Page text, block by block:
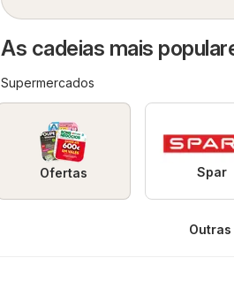
As cadeias mais
Supermercados
Ofertas Spar